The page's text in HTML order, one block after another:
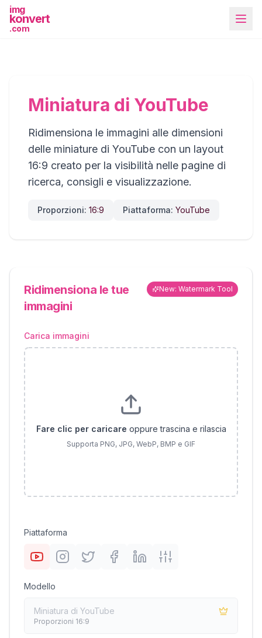
img
konvert
.com
Più strumenti
Miniatura di YouTube
Ridimensiona le immagini alle dimensioni
delle miniature di YouTube con un layout
16:9 creato per la visibilità nelle pagine di
ricerca, consigli e visualizzazione.
Proporzioni: 16:9 Piattaforma: YouTube
Ridimensiona le tue
immagini
New: Watermark Tool
Carica immagini
Fare clic per caricare oppure trascina e rilascia
Supporta PNG, JPG, WebP, BMP e GIF
Piattaforma
Modello
Miniatura di YouTube
Proporzioni 16:9